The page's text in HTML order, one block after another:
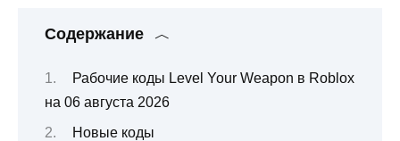
Содержание
Рабочие коды Level Your Weapon в Roblox
на 06 августа 2026
Новые коды